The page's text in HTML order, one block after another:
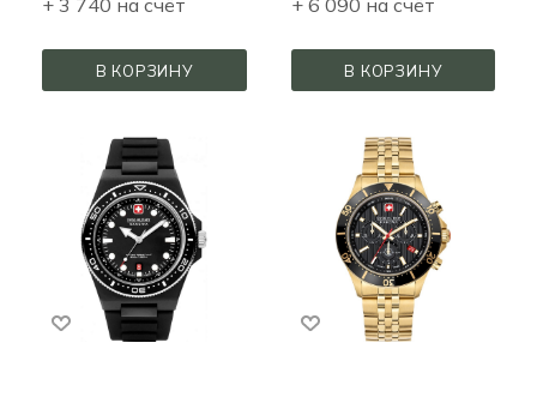
+ 3 740 на счёт
В КОРЗИНУ
+ 6 090 на счёт
В КОРЗИНУ